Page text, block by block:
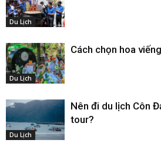
Du Lịch
Du Lịch
Cách chọn hoa
Du Lịch
Nên đi du lịch Côn
tour?